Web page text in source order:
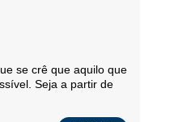
se crê que aquilo que
Seja a partir de